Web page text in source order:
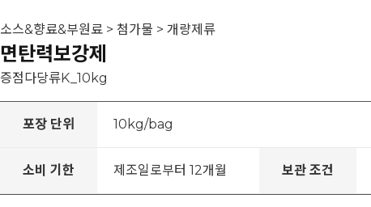
소스&향료&부원료 > 첨가물 > 개량제류
면탄력보강제
증점다당류K_10kg
포장 단위 10kg/bag
소비 기한 제조일로부터 12개월 보관 조건